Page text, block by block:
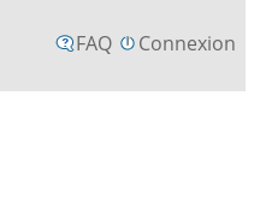
FAQ Connexion